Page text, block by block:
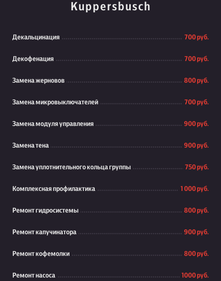
Kuppersbusch
Декальцинация 700 руб.
Декофенация 700 руб.
Замена жерновов 800 руб.
Замена микровыключателей 700 руб.
Замена модуля управления 900 руб.
Замена тена 900 руб.
Замена уплотнительного кольца группы 750 руб.
Комплексная профилактика 1 000 руб.
Ремонт гидросистемы 800 руб.
Ремонт капучинатора 900 руб.
Ремонт кофемолки 800 руб.
Ремонт насоса 1000 руб.